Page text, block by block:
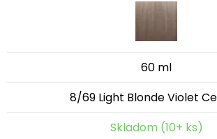
60 ml
8/69 Light Blonde Violet
Skladom (10+ ks)